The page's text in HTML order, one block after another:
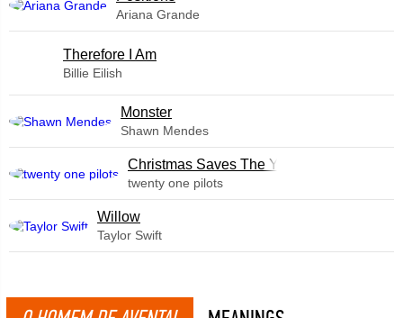
Ariana Grande
Therefore I Am
Billie Eilish
Monster
Shawn Mendes
Christmas Saves The Year
twenty one pilots
Willow
Taylor Swift